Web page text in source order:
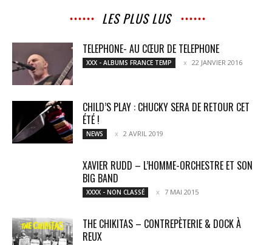
LES PLUS LUS
TELEPHONE- AU CŒUR DE TELEPHONE
XXX - ALBUMS FRANCE TEMP 22 JANVIER 2016
CHILD’S PLAY : CHUCKY SERA DE RETOUR CET
ÉTÉ !
NEWS 2 AVRIL 2019
XAVIER RUDD – L’HOMME-ORCHESTRE ET SON
BIG BAND
XXXX - NON CLASSÉ 7 MAI 2015
THE CHIKITAS – CONTREPÈTERIE & DOCK À
REUX